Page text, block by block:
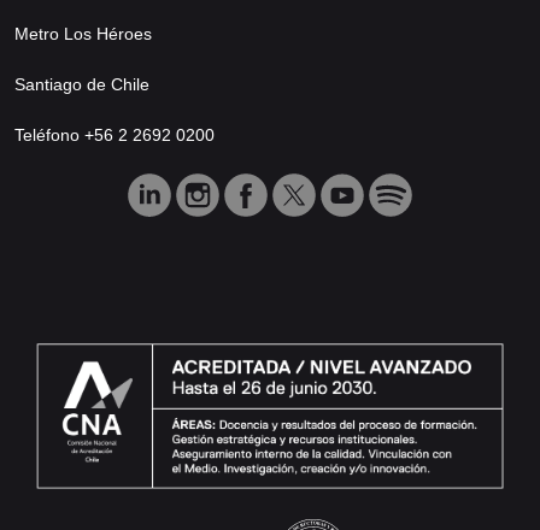
Metro Los Héroes
Santiago de Chile
Teléfono +56 2 2692 0200